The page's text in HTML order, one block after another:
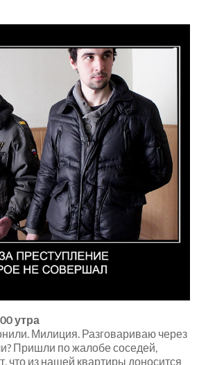
утра
Милиция. Разговариваю через
Пришли по жалобе соседей,
что из нашей квартиры доносится